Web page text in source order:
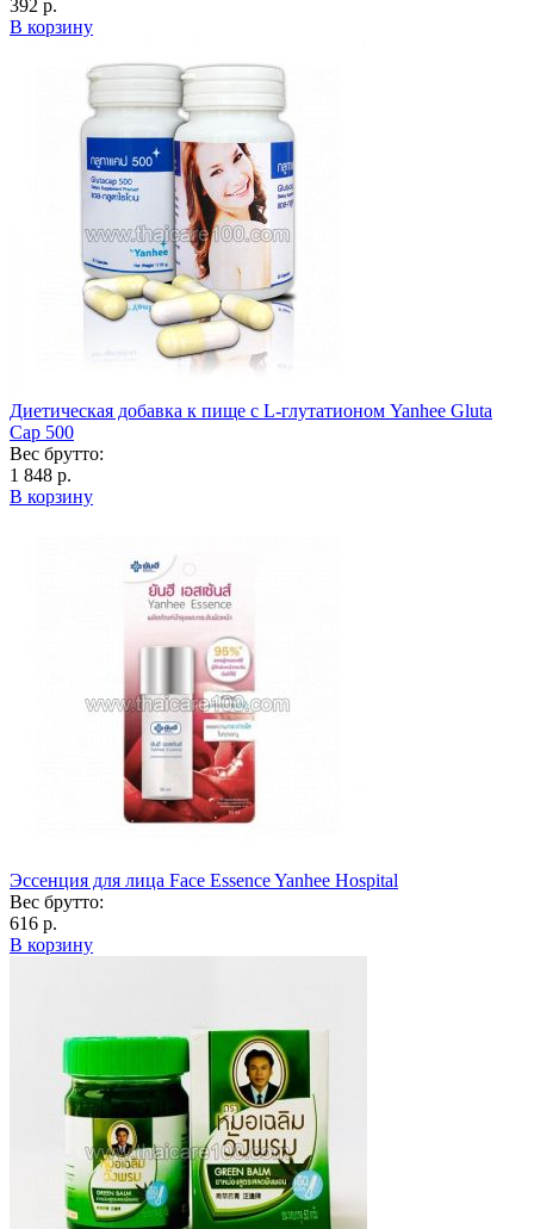
392 р.
В корзину
Диетическая добавка к пище с L-глутатионом Yanhee Gluta
Cap 500
Вес брутто:
1 848 р.
В корзину
Эссенция для лица Face Essence Yanhee Hospital
Вес брутто:
616 р.
В корзину